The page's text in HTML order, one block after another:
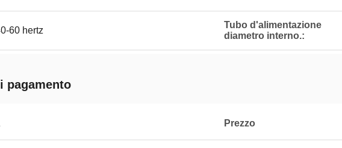
60 hertz
Tubo d'alimentazione
diametro interno.:
pagamento
Prezzo